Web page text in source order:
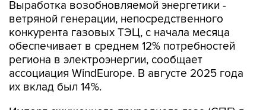
Выработка возобновляемой энергетики -
ветряной генерации, непосредственного
конкурента газовых ТЭЦ, с начала месяца
обеспечивает в среднем 12% потребностей
региона в электроэнергии, сообщает
ассоциация WindEurope. В августе 2025 года
их вклад был 14%.